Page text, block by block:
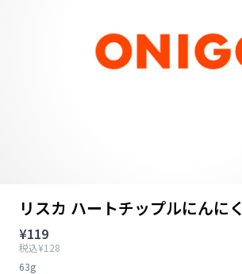
リスカ ハートチップルにんにく
¥119
税込¥128
63g